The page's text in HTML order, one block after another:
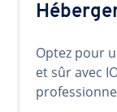
Optez pour
et sûr avec